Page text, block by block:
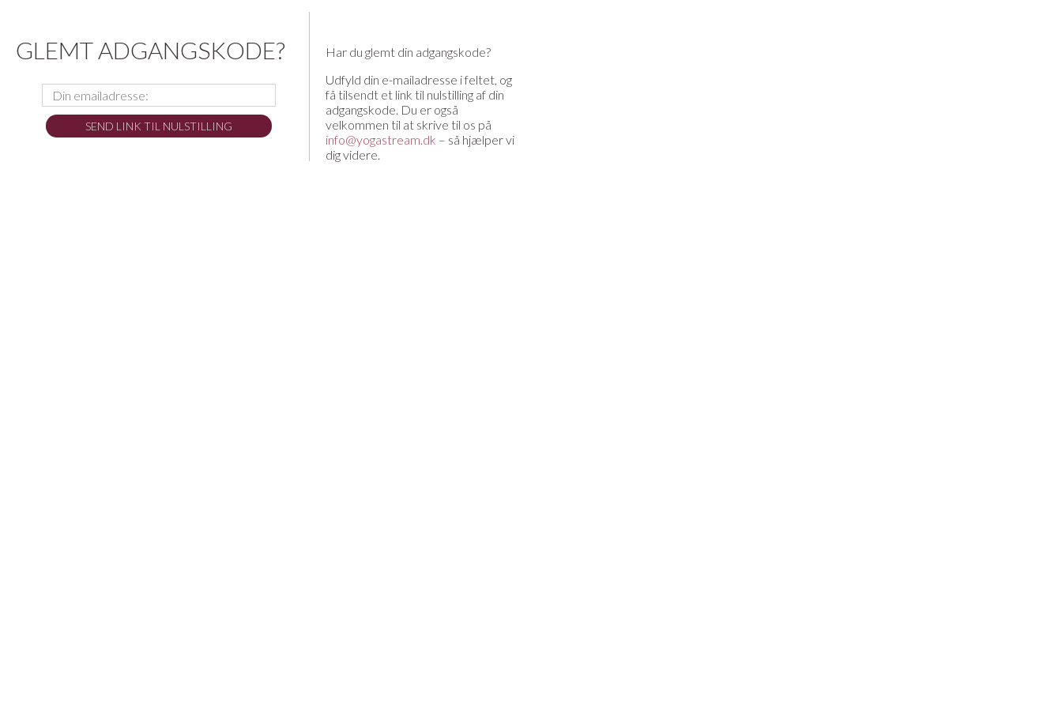
GLEMT ADGANGSKODE?
Har du glemt din adgangskode?
Udfyld din e-mailadresse i feltet, og
få tilsendt et link til nulstilling af din
adgangskode. Du er også
velkommen til at skrive til os på
info@yogastream.dk – så hjælper vi
dig videre.